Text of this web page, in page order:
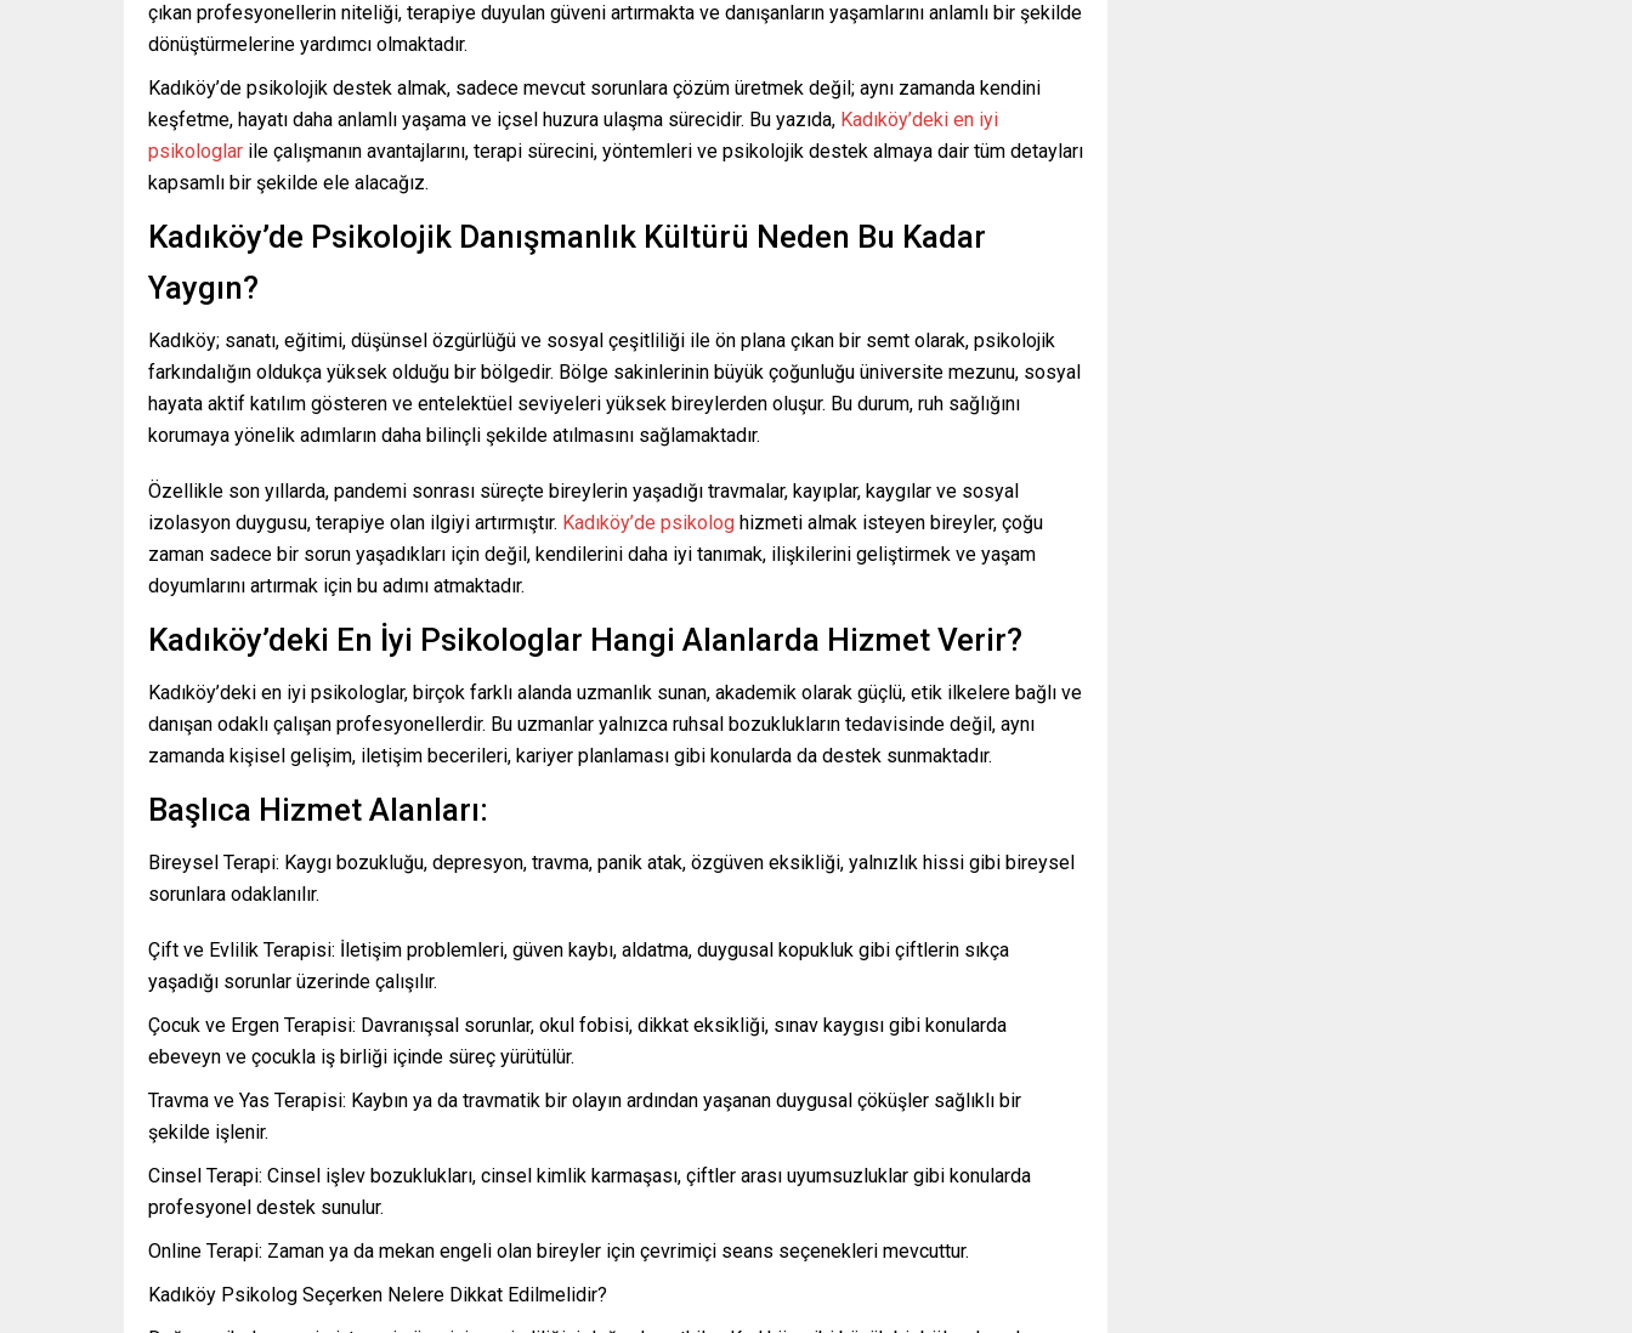
çıkan profesyonellerin niteliği, terapiye duyulan güveni artırmakta ve danışanların yaşamlarını anlamlı bir şekilde
dönüştürmelerine yardımcı olmaktadır.
Kadıköy’de psikolojik destek almak, sadece mevcut sorunlara çözüm üretmek değil; aynı zamanda kendini
keşfetme, hayatı daha anlamlı yaşama ve içsel huzura ulaşma sürecidir. Bu yazıda, Kadıköy’deki en iyi
psikologlar ile çalışmanın avantajlarını, terapi sürecini, yöntemleri ve psikolojik destek almaya dair tüm detayları
kapsamlı bir şekilde ele alacağız.
Kadıköy’de Psikolojik Danışmanlık Kültürü Neden Bu Kadar
Yaygın?
Kadıköy; sanatı, eğitimi, düşünsel özgürlüğü ve sosyal çeşitliliği ile ön plana çıkan bir semt olarak, psikolojik
farkındalığın oldukça yüksek olduğu bir bölgedir. Bölge sakinlerinin büyük çoğunluğu üniversite mezunu, sosyal
hayata aktif katılım gösteren ve entelektüel seviyeleri yüksek bireylerden oluşur. Bu durum, ruh sağlığını
korumaya yönelik adımların daha bilinçli şekilde atılmasını sağlamaktadır.
Özellikle son yıllarda, pandemi sonrası süreçte bireylerin yaşadığı travmalar, kayıplar, kaygılar ve sosyal
izolasyon duygusu, terapiye olan ilgiyi artırmıştır. Kadıköy’de psikolog hizmeti almak isteyen bireyler, çoğu
zaman sadece bir sorun yaşadıkları için değil, kendilerini daha iyi tanımak, ilişkilerini geliştirmek ve yaşam
doyumlarını artırmak için bu adımı atmaktadır.
Kadıköy’deki En İyi Psikologlar Hangi Alanlarda Hizmet Verir?
Kadıköy’deki en iyi psikologlar, birçok farklı alanda uzmanlık sunan, akademik olarak güçlü, etik ilkelere bağlı ve
danışan odaklı çalışan profesyonellerdir. Bu uzmanlar yalnızca ruhsal bozuklukların tedavisinde değil, aynı
zamanda kişisel gelişim, iletişim becerileri, kariyer planlaması gibi konularda da destek sunmaktadır.
Başlıca Hizmet Alanları:
Bireysel Terapi: Kaygı bozukluğu, depresyon, travma, panik atak, özgüven eksikliği, yalnızlık hissi gibi bireysel
sorunlara odaklanılır.
Çift ve Evlilik Terapisi: İletişim problemleri, güven kaybı, aldatma, duygusal kopukluk gibi çiftlerin sıkça
yaşadığı sorunlar üzerinde çalışılır.
Çocuk ve Ergen Terapisi: Davranışsal sorunlar, okul fobisi, dikkat eksikliği, sınav kaygısı gibi konularda
ebeveyn ve çocukla iş birliği içinde süreç yürütülür.
Travma ve Yas Terapisi: Kaybın ya da travmatik bir olayın ardından yaşanan duygusal çöküşler sağlıklı bir
şekilde işlenir.
Cinsel Terapi: Cinsel işlev bozuklukları, cinsel kimlik karmaşası, çiftler arası uyumsuzluklar gibi konularda
profesyonel destek sunulur.
Online Terapi: Zaman ya da mekan engeli olan bireyler için çevrimiçi seans seçenekleri mevcuttur.
Kadıköy Psikolog Seçerken Nelere Dikkat Edilmelidir?